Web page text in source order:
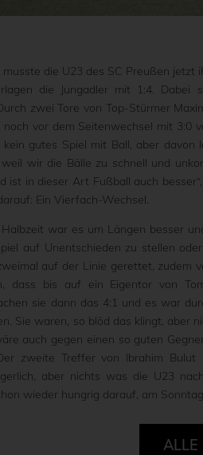
die U23 des SC Preußen jetzt
die Jungadler mit 1:4.
zwei Tore von Top-Stürmer
vor dem Seitenwechsel mit 3:0
gutes Spiel mit Ball, aber davon
wir die Bälle zu schnell und
ist in dieser Art Fußball auch
Ein Vierfach-Wechsel.
war es um Längen besser
auf Unentschieden zu stellen
auf der Linie gerettet, zudem
dass bis auf ein Eigentor von
sie dann das 4:1 und es war
Sie waren, so blöd das klingt, aber
auch gegen einen so guten
zweite Treffer von Ibrahim
aber nichts was die U23
wieder hungrig darauf, am
ALLE